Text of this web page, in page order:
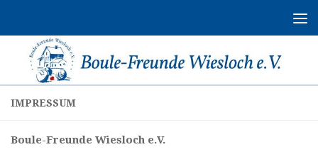
IMPRESSUM
Boule-Freunde Wiesloch e.V.